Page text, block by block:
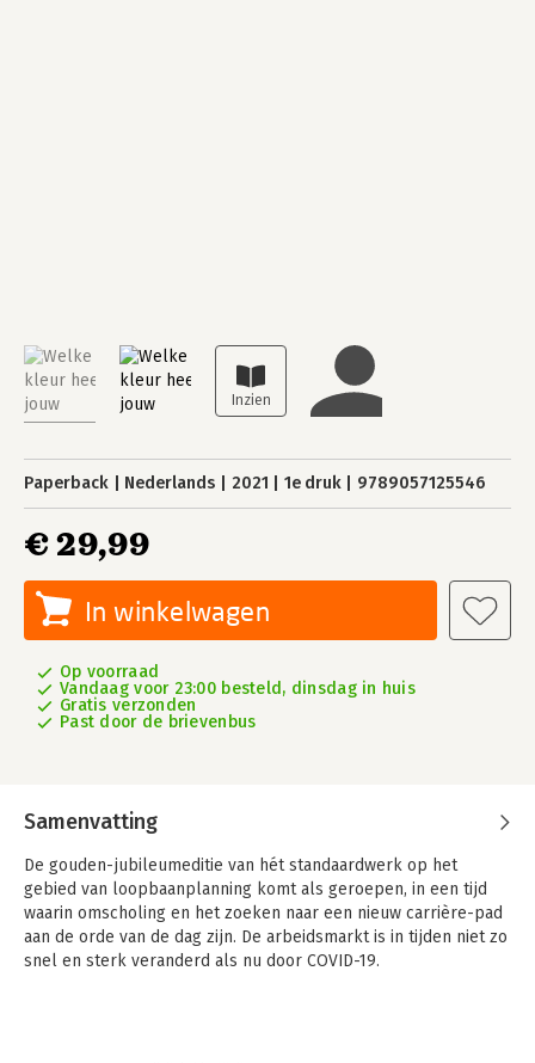
Paperback Nederlands 2021 1e druk 9789057125546
€ 29,99
In winkelwagen
Op voorraad
Vandaag voor 23:00 besteld, dinsdag in huis
Gratis verzonden
Past door de brievenbus
Samenvatting
De gouden-jubileumeditie van hét standaardwerk op het
gebied van loopbaanplanning komt als geroepen, in een tijd
waarin omscholing en het zoeken naar een nieuw carrière-pad
aan de orde van de dag zijn. De arbeidsmarkt is in tijden niet zo
snel en sterk veranderd als nu door COVID-19.